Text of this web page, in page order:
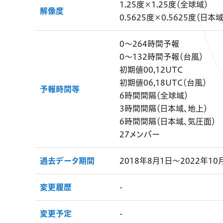
解像度
1.25度×1.25度（全球域）
0.5625度×0.5625度（日本域
予報時間等
0～264時間予報
0～132時間予報（台風）
初期値00,12UTC
初期値06,18UTC（台風）
6時間間隔（全球域）
3時間間隔（日本域、地上）
6時間間隔（日本域、気圧面）
27メンバー
過去データ期間 2018年8月1日～2022年10
変更履歴 -
変更予定 -